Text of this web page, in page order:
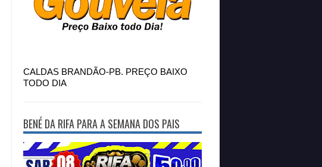
CALDAS BRANDÃO-PB. PREÇO BAIXO
TODO DIA
BENÉ DA RIFA PARA A SEMANA DOS PAIS